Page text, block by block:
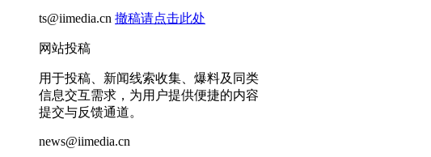
ts@iimedia.cn 撤稿请点击此处
网站投稿
用于投稿、新闻线索收集、爆料及同类
信息交互需求，为用户提供便捷的内容
提交与反馈通道。
news@iimedia.cn